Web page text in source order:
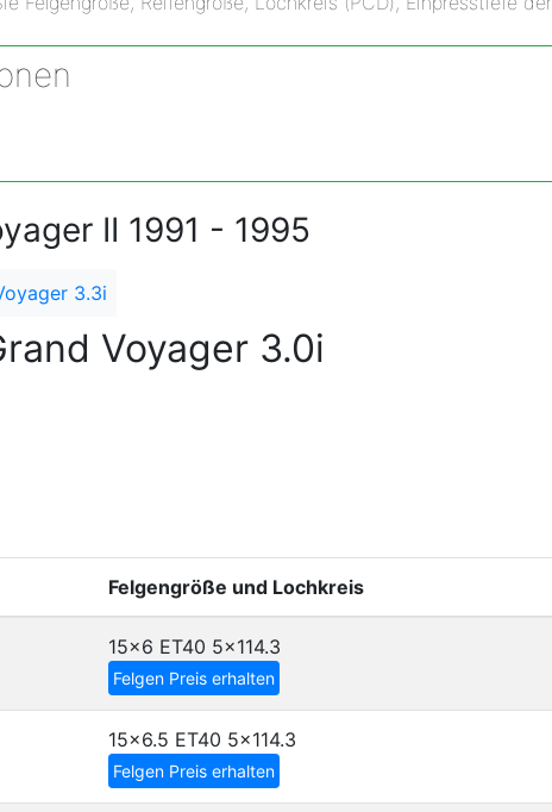
II 1991 - 1995
3.3i
Voyager 3.0i
Felgengröße und Lochkreis
15x6 ET40 5x114.3
Felgen Preis erhalten
15x6.5 ET40 5x114.3
Felgen Preis erhalten